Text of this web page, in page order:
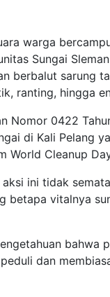
warga
Sungai
berbalut sarung
ranting, hingga
Nomor 0422
di Kali Pelang
World Cleanup
ini tidak
betapa vitalnya
bahwa
dan